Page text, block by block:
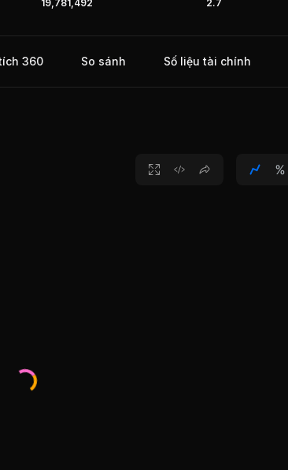
-
19,781,492
2.7
360 So sánh Số liệu tài chính